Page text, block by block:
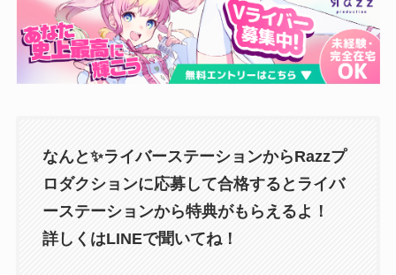
なんと✨ライバーステーションからRazzプ
ロダクションに応募して合格するとライバ
ーステーションから特典がもらえるよ！
詳しくはLINEで聞いてね！